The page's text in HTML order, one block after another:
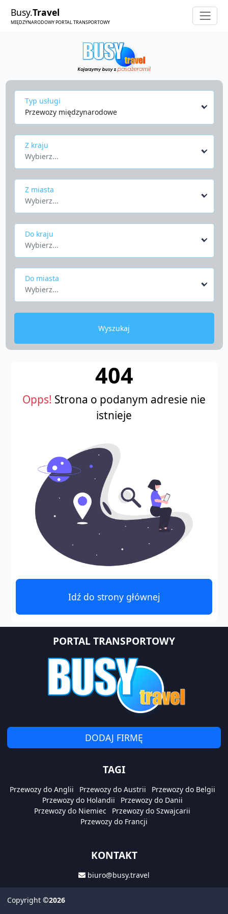
Busy.Travel
MIĘDZYNARODOWY PORTAL TRANSPORTOWY
Typ usługi
Przewozy międzynarodowe
Z kraju
Wybierz...
Z miasta
Wybierz...
Do kraju
Wybierz...
Do miasta
Wybierz...
Wyszukaj
404
Opps! Strona o podanym adresie nie
istnieje
Idź do strony głównej
PORTAL TRANSPORTOWY
DODAJ FIRMĘ
TAGI
Przewozy do Anglii Przewozy do Austrii
Przewozy do Belgii
Przewozy do Holandii
Przewozy do Danii
Przewozy do Niemiec
Przewozy do Szwajcarii
Przewozy do Francji
KONTAKT
biuro@busy.travel
Copyright ©2026